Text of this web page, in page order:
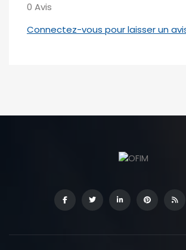
0 Avis
Connectez-vous pour laisser un